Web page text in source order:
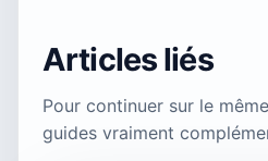
Articles liés
Pour continuer sur le
guides vraiment